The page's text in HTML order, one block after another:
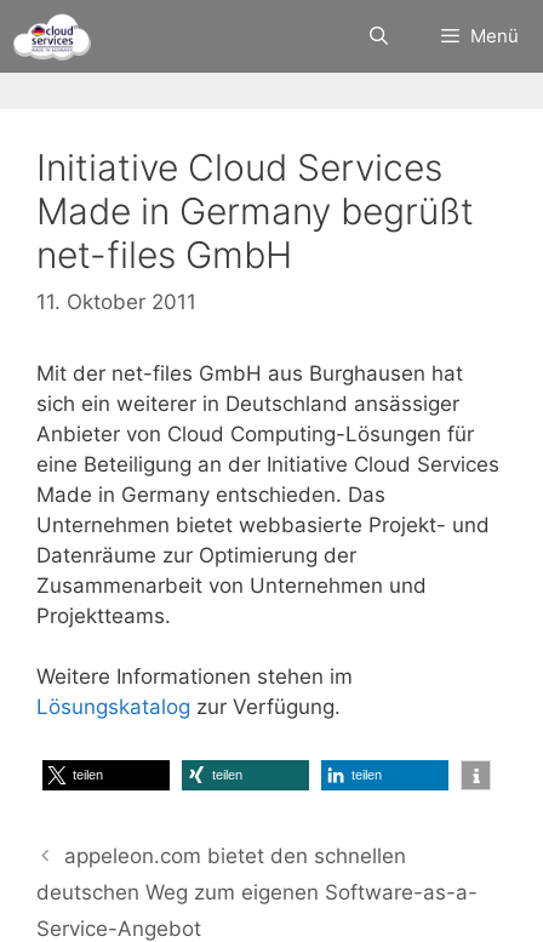
Inhalt
springen
Menü
Initiative Cloud Services
Made in Germany begrüßt
net-files GmbH
11. Oktober 2011
Mit der net-files GmbH aus Burghausen hat
sich ein weiterer in Deutschland ansässiger
Anbieter von Cloud Computing-Lösungen für
eine Beteiligung an der Initiative Cloud Services
Made in Germany entschieden. Das
Unternehmen bietet webbasierte Projekt- und
Datenräume zur Optimierung der
Zusammenarbeit von Unternehmen und
Projektteams.
Weitere Informationen stehen im
Lösungskatalog zur Verfügung.
teilen teilen teilen
appeleon.com bietet den schnellen
deutschen Weg zum eigenen Software-as-a-
Service-Angebot